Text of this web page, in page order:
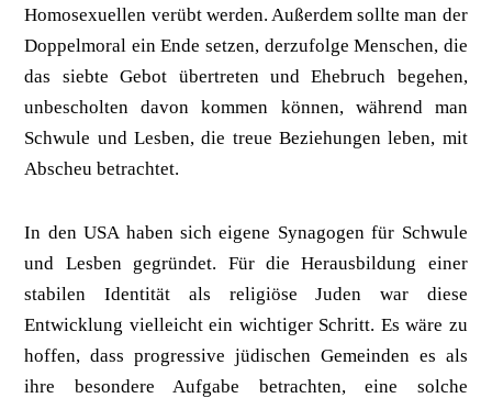
Homosexuellen verübt werden. Außerdem sollte man der
Doppelmoral ein Ende setzen, derzufolge Menschen, die
das siebte Gebot übertreten und Ehebruch begehen,
unbescholten davon kommen können, während man
Schwule und Lesben, die treue Beziehungen leben, mit
Abscheu betrachtet.
In den USA haben sich eigene Synagogen für Schwule
und Lesben gegründet. Für die Herausbildung einer
stabilen Identität als religiöse Juden war diese
Entwicklung vielleicht ein wichtiger Schritt. Es wäre zu
hoffen, dass progressive jüdischen Gemeinden es als
ihre besondere Aufgabe betrachten, eine solche